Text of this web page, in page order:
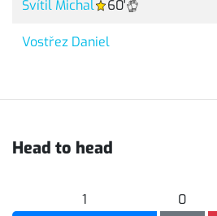
Svítil Michal 60'
Vostřez Daniel
Head to head
1
0